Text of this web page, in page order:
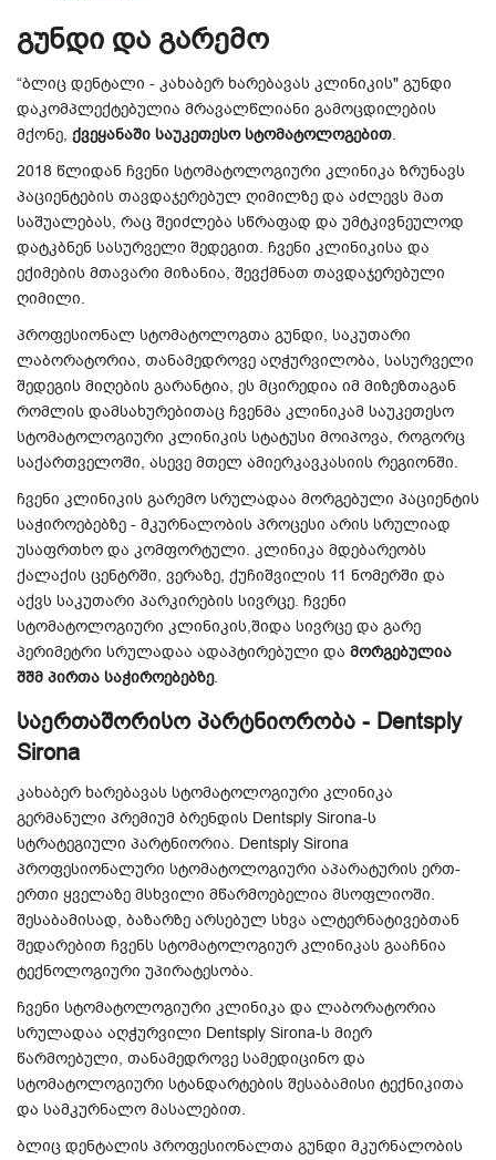
გუნდი და გარემო
“ბლიც დენტალი - კახაბერ ხარებავას კლინიკის" გუნდი
დაკომპლექტებულია მრავალწლიანი გამოცდილების
მქონე, ქვეყანაში საუკეთესო სტომატოლოგებით.
2018 წლიდან ჩვენი სტომატოლოგიური კლინიკა ზრუნავს
პაციენტების თავდაჯერებულ ღიმილზე და აძლევს მათ
საშუალებას, რაც შეიძლება სწრაფად და უმტკივნეულოდ
დატკბნენ სასურველი შედეგით. ჩვენი კლინიკისა და
ექიმების მთავარი მიზანია, შევქმნათ თავდაჯერებული
ღიმილი.
პროფესიონალ სტომატოლოგთა გუნდი, საკუთარი
ლაბორატორია, თანამედროვე აღჭურვილობა, სასურველი
შედეგის მიღების გარანტია, ეს მცირედია იმ მიზეზთაგან
რომლის დამსახურებითაც ჩვენმა კლინიკამ საუკეთესო
სტომატოლოგიური კლინიკის სტატუსი მოიპოვა, როგორც
საქართველოში, ასევე მთელ ამიერკავკასიის რეგიონში.
ჩვენი კლინიკის გარემო სრულადაა მორგებული პაციენტის
საჭიროებებზე - მკურნალობის პროცესი არის სრულიად
უსაფრთხო და კომფორტული. კლინიკა მდებარეობს
ქალაქის ცენტრში, ვერაზე, ქუჩიშვილის 11 ნომერში და
აქვს საკუთარი პარკირების სივრცე. ჩვენი
სტომატოლოგიური კლინიკის,შიდა სივრცე და გარე
პერიმეტრი სრულადაა ადაპტირებული და მორგებულია
შშმ პირთა საჭიროებებზე.
საერთაშორისო პარტნიორობა - Dentsply
Sirona
კახაბერ ხარებავას სტომატოლოგიური კლინიკა
გერმანული პრემიუმ ბრენდის Dentsply Sirona-ს
სტრატეგიული პარტნიორია. Dentsply Sirona
პროფესიონალური სტომატოლოგიური აპარატურის ერთ-
ერთი ყველაზე მსხვილი მწარმოებელია მსოფლიოში.
შესაბამისად, ბაზარზე არსებულ სხვა ალტერნატივებთან
შედარებით ჩვენს სტომატოლოგიურ კლინიკას გააჩნია
ტექნოლოგიური უპირატესობა.
ჩვენი სტომატოლოგიური კლინიკა და ლაბორატორია
სრულადაა აღჭურვილი Dentsply Sirona-ს მიერ
წარმოებული, თანამედროვე სამედიცინო და
სტომატოლოგიური სტანდარტების შესაბამისი ტექნიკითა
და სამკურნალო მასალებით.
ბლიც დენტალის პროფესიონალთა გუნდი მკურნალობის